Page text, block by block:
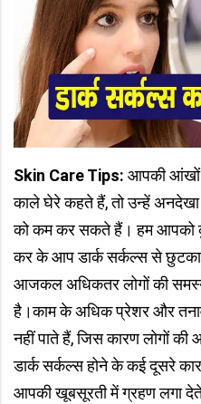
Skin Care Tips: आपकी आंखों
काले घेरे कहते हैं, तो उन्हें
को कम कर सकते हैं। हम आपको
कर के आप डार्क सर्कल्स से
आजकल अधिकतर लोगों की
है।काम के अधिक प्रेशर और
नहीं पाते हैं, जिस कारण लोगों
डार्क सर्कल्स होने के कई दूसरे
आपकी खूबसूरती में ग्रहण लगा देते